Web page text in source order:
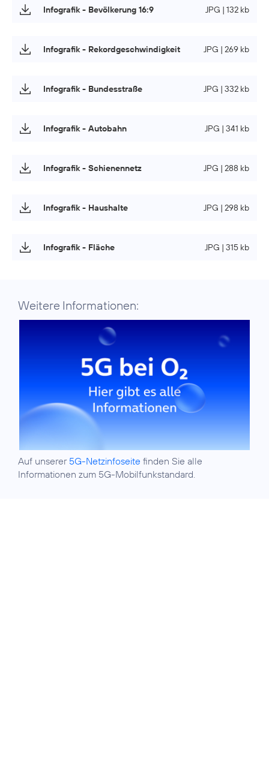
Infografik - Bevölkerung 16:9 JPG | 132 kb
Infografik - Rekordgeschwindigkeit JPG | 269 kb
Infografik - Bundesstraße JPG | 332 kb
Infografik - Autobahn JPG | 341 kb
Infografik - Schienennetz JPG | 288 kb
Infografik - Haushalte JPG | 298 kb
Infografik - Fläche JPG | 315 kb
Weitere Informationen:
Auf unserer 5G-Netzinfoseite finden Sie alle
Informationen zum 5G-Mobilfunkstandard.